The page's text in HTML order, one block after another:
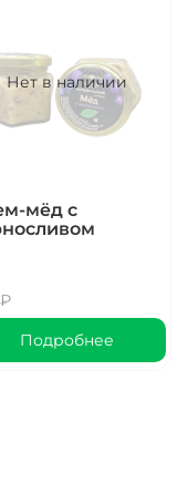
Нет в наличии
мёд с
Подробнее